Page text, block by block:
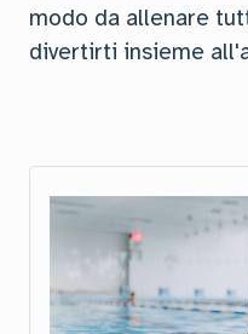
modo da allenare
divertirti insieme